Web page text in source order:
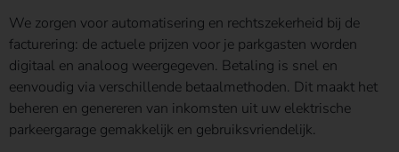
We zorgen voor automatisering en rechtszekerheid bij de
facturering: de actuele prijzen voor je parkgasten worden
digitaal en analoog weergegeven. Betaling is snel en
eenvoudig via verschillende betaalmethoden. Dit maakt het
beheren en genereren van inkomsten uit uw elektrische
parkeergarage gemakkelijk en gebruiksvriendelijk.